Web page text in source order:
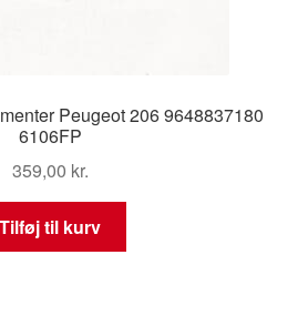
Peugeot 206 9648837180
6106FP
359,00 kr.
Tilføj til kurv